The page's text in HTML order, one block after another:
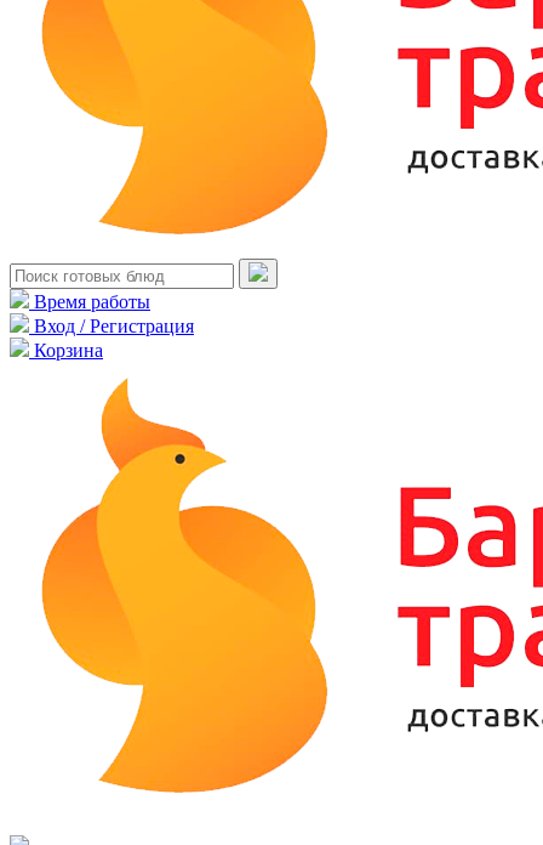
Время работы
Вход / Регистрация
Корзина